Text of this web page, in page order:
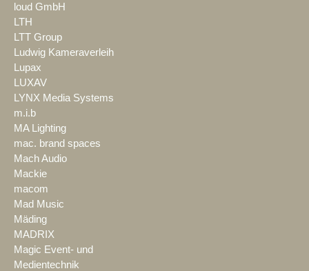
loud GmbH
LTH
LTT Group
Ludwig Kameraverleih
Lupax
LUXAV
LYNX Media Systems
m.i.b
MA Lighting
mac. brand spaces
Mach Audio
Mackie
macom
Mad Music
Mäding
MADRIX
Magic Event- und
Medientechnik